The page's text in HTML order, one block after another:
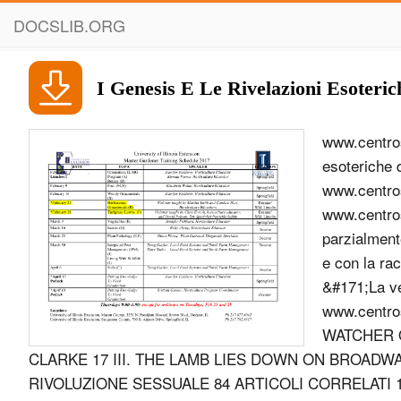
DOCSLIB.ORG
I Genesis E Le Rivelazioni
www.centrosangiorgio.com RICCARDO CUCCO I Genesis e le rivelazioni esoteriche di Peter Gabriel Centro Culturale San Giorgio 1 www.centrosangiorgio.com AVVERTENZA Il presente saggio, pubblicato sul sito www.centrosangiorgio.com a mero scopo divulgativo, pu&#242; essere riprodotto parzialmente o integralmente da chiunque lo desideri, purch&#233; non a fini di lucro e con la raccomandazione di citarne la fonte. Ultima revisione: 29 marzo 2018 &#171;La verit&#224; vi far&#224; liberi&#187; (Gv. 8,32) 2 www.centrosangiorgio.com SOMMARIO INTRODUZIONE 4 I. I PRIMI ALBUM 5 II. WATCHER OF THE SKIES E LA FANTASCIENZA GNOSTICA DI ARTHUR C. CLARKE 17 III. THE LAMB LIES DOWN ON BROADWAY: UN VIAGGIO INIZIATICO 41 IV. RIVELAZIONI ESOTERICHE E RIVOLUZIONE SESSUALE 84 ARTICOLI CORRELATI 126 3 www.centrosangiorgio.com INTRODUZIONE Maschere con la testa di una volpe, ali di pipistrello intorno al capo di Peter Gabriel. Una piscina con tre lamia (esseri mitologici met&#224; donna e met&#224; serpente). Una stanza con 32 porte. Questi sono solo alcuni esempi delle curiose trovate presenti negli album e nei concerti dei Genesis. Non &#232; facile addentrarsi nei meandri dei testi e delle rappresentazioni del gruppo inglese, che si pu&#242; tranquillamente considerare uno dei pi&#249; colti e raffinati di tutto il panorama rock, soprattutto per quanto realizzato durante il loro periodo progressive degli anni ’70.